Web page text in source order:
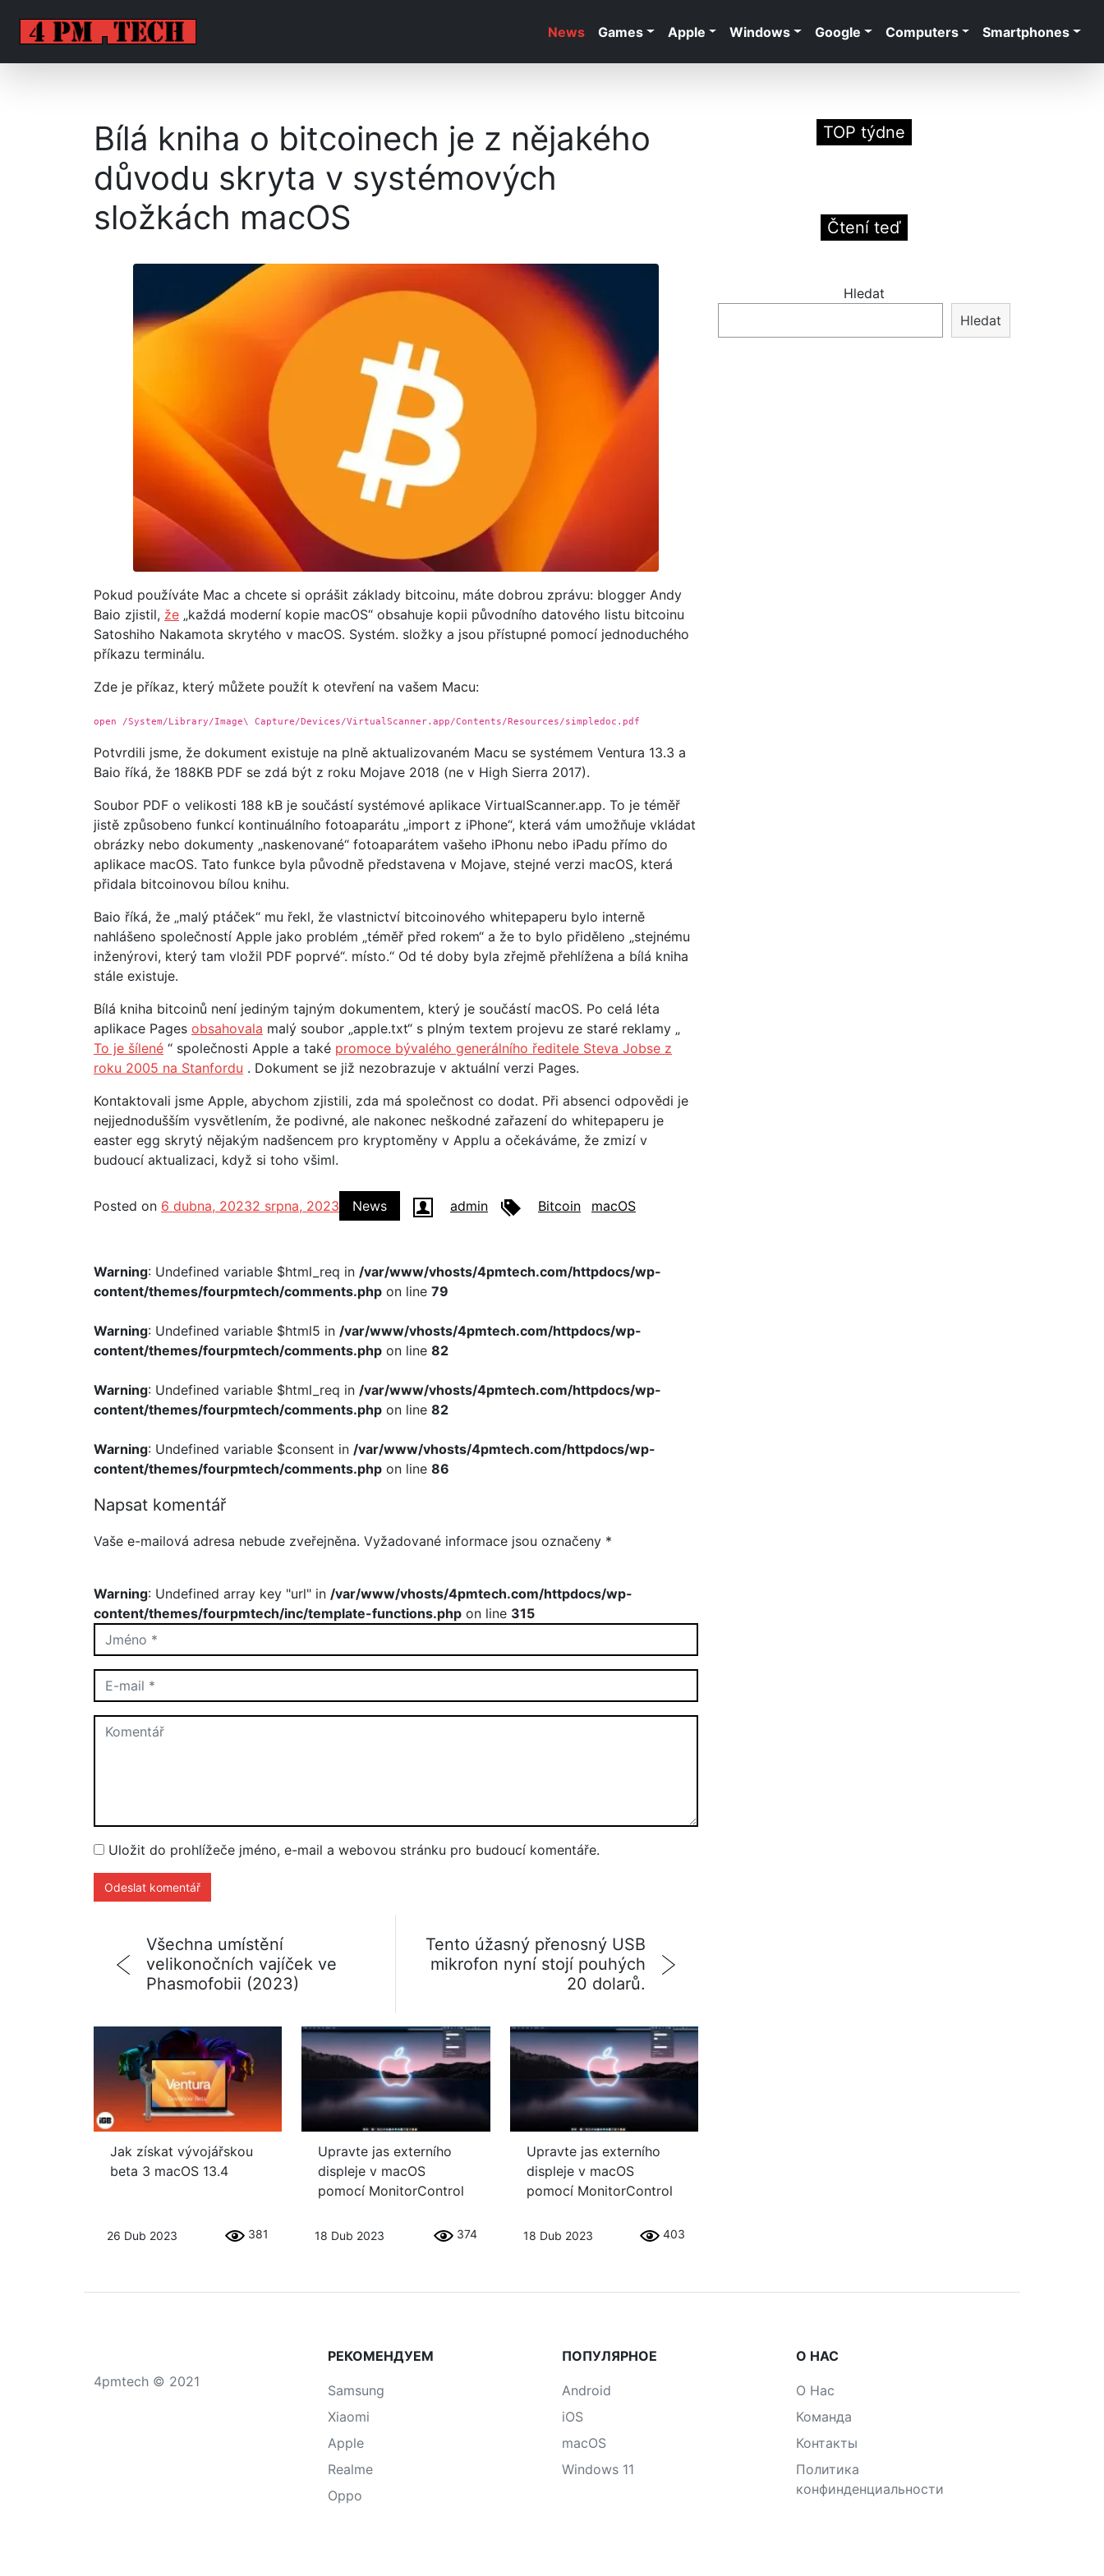
News Games Apple Windows Google Computers Smartphones
Bílá kniha o bitcoinech je z nějakého
důvodu skryta v systémových
složkách macOS
Pokud používáte Mac a chcete si oprášit základy bitcoinu, máte dobrou zprávu: blogger Andy
Baio zjistil, že „každá moderní kopie macOS“ obsahuje kopii původního datového listu bitcoinu
Satoshiho Nakamota skrytého v macOS. Systém. složky a jsou přístupné pomocí jednoduchého
příkazu terminálu.
Zde je příkaz, který můžete použít k otevření na vašem Macu:
open /System/Library/Image\ Capture/Devices/VirtualScanner.app/Contents/Resources/simpledoc.pdf
Potvrdili jsme, že dokument existuje na plně aktualizovaném Macu se systémem Ventura 13.3 a
Baio říká, že 188KB PDF se zdá být z roku Mojave 2018 (ne v High Sierra 2017).
Soubor PDF o velikosti 188 kB je součástí systémové aplikace VirtualScanner.app. To je téměř
jistě způsobeno funkcí kontinuálního fotoaparátu „import z iPhone“, která vám umožňuje vkládat
obrázky nebo dokumenty „naskenované“ fotoaparátem vašeho iPhonu nebo iPadu přímo do
aplikace macOS. Tato funkce byla původně představena v Mojave, stejné verzi macOS, která
přidala bitcoinovou bílou knihu.
Baio říká, že „malý ptáček“ mu řekl, že vlastnictví bitcoinového whitepaperu bylo interně
nahlášeno společností Apple jako problém „téměř před rokem“ a že to bylo přiděleno „stejnému
inženýrovi, který tam vložil PDF poprvé“. místo.“ Od té doby byla zřejmě přehlížena a bílá kniha
stále existuje.
Bílá kniha bitcoinů není jediným tajným dokumentem, který je součástí macOS. Po celá léta
aplikace Pages obsahovala malý soubor „apple.txt“ s plným textem projevu ze staré reklamy „
To je šílené “ společnosti Apple a také promoce bývalého generálního ředitele Steva Jobse z
roku 2005 na Stanfordu . Dokument se již nezobrazuje v aktuální verzi Pages.
Kontaktovali jsme Apple, abychom zjistili, zda má společnost co dodat. Při absenci odpovědi je
nejjednodušším vysvětlením, že podivné, ale nakonec neškodné zařazení do whitepaperu je
easter egg skrytý nějakým nadšencem pro kryptoměny v Applu a očekáváme, že zmizí v
budoucí aktualizaci, když si toho všiml.
Posted on 6 dubna, 20232 srpna, 2023 News admin Bitcoin macOS
Warning: Undefined variable $html_req in /var/www/vhosts/4pmtech.com/httpdocs/wp-
content/themes/fourpmtech/comments.php on line 79
Warning: Undefined variable $html5 in /var/www/vhosts/4pmtech.com/httpdocs/wp-
content/themes/fourpmtech/comments.php on line 82
Warning: Undefined variable $html_req in /var/www/vhosts/4pmtech.com/httpdocs/wp-
content/themes/fourpmtech/comments.php on line 82
Warning: Undefined variable $consent in /var/www/vhosts/4pmtech.com/httpdocs/wp-
content/themes/fourpmtech/comments.php on line 86
Napsat komentář
Vaše e-mailová adresa nebude zveřejněna. Vyžadované informace jsou označeny *
Warning: Undefined array key "url" in /var/www/vhosts/4pmtech.com/httpdocs/wp-
content/themes/fourpmtech/inc/template-functions.php on line 315
Uložit do prohlížeče jméno, e-mail a webovou stránku pro budoucí komentáře.
Všechna umístění
velikonočních vajíček ve
Phasmofobii (2023)
Tento úžasný přenosný USB
mikrofon nyní stojí pouhých
20 dolarů.
Jak získat vývojářskou
beta 3 macOS 13.4
26 Dub 2023 381
Upravte jas externího
displeje v macOS
pomocí MonitorControl
18 Dub 2023 374
Upravte jas externího
displeje v macOS
pomocí MonitorControl
18 Dub 2023 403
TOP týdne
Čtení teď
Hledat
Hledat
4pmtech © 2021
РЕКОМЕНДУЕМ
Samsung
Xiaomi
Apple
Realme
Oppo
ПОПУЛЯРНОЕ
Android
iOS
macOS
Windows 11
О НАС
О Нас
Команда
Контакты
Политика
конфинденциальности